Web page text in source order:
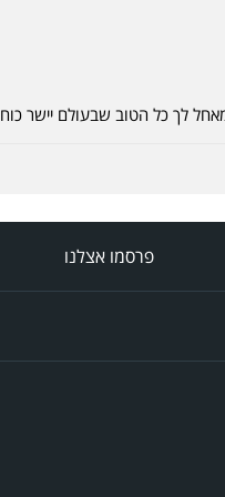
לך כל הטוב שבעולם יישר כוח
פרסמו אצלנו